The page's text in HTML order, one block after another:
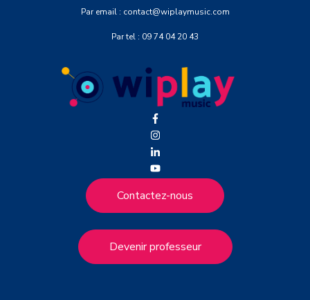
Par email : contact@wiplaymusic.com
Par tel : 09 74 04 20 43
Contactez-nous
Devenir professeur